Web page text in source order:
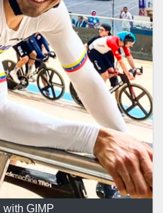
with GIMP